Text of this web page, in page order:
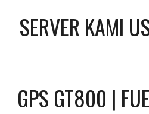
SERVER KAMI
GPS GT800 |